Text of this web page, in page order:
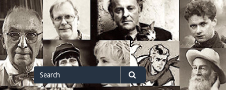
Skip
to
content
Search
for
Search